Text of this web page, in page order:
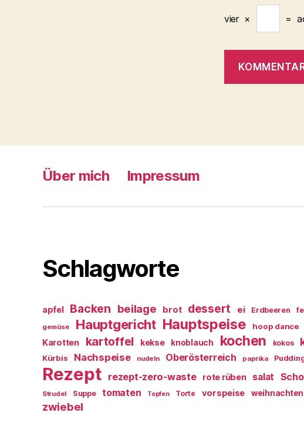
vier × =
Über mich Impressum
Schlagworte
apfel Backen beilage brot dessert ei Erdbeeren
gemüse Hauptgericht Hauptspeise hoop dance
Karotten kartoffel kekse knoblauch kochen kokos
Kürbis Nachspeise nudeln Oberösterreich paprika
Rezept rezept-zero-waste rote rüben salat
Strudel Suppe tomaten Topfen Torte vorspeise weihnachten
zwiebel